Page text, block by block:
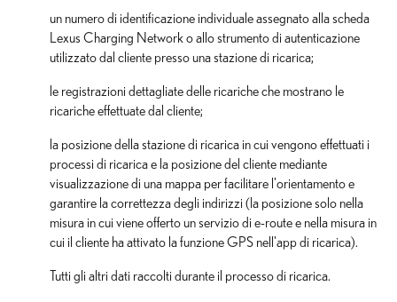
un numero di identificazione individuale assegnato alla scheda
Lexus Charging Network o allo strumento di autenticazione
utilizzato dal cliente presso una stazione di ricarica;
le registrazioni dettagliate delle ricariche che mostrano le
ricariche effettuate dal cliente;
la posizione della stazione di ricarica in cui vengono effettuati i
processi di ricarica e la posizione del cliente mediante
visualizzazione di una mappa per facilitare l'orientamento e
garantire la correttezza degli indirizzi (la posizione solo nella
misura in cui viene offerto un servizio di e-route e nella misura in
cui il cliente ha attivato la funzione GPS nell'app di ricarica).
Tutti gli altri dati raccolti durante il processo di ricarica.